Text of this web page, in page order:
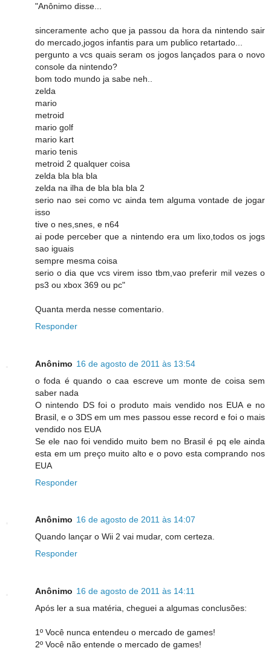
"Anônimo disse...
sinceramente acho que ja passou da hora da nintendo sair
do mercado,jogos infantis para um publico retartado...
pergunto a vcs quais seram os jogos lançados para o novo
console da nintendo?
bom todo mundo ja sabe neh..
zelda
mario
metroid
mario golf
mario kart
mario tenis
metroid 2 qualquer coisa
zelda bla bla bla
zelda na ilha de bla bla bla 2
serio nao sei como vc ainda tem alguma vontade de jogar
isso
tive o nes,snes, e n64
ai pode perceber que a nintendo era um lixo,todos os jogs
sao iguais
sempre mesma coisa
serio o dia que vcs virem isso tbm,vao preferir mil vezes o
ps3 ou xbox 369 ou pc"
Quanta merda nesse comentario.
Responder
Anônimo 16 de agosto de 2011 às 13:54
o foda é quando o caa escreve um monte de coisa sem
saber nada
O nintendo DS foi o produto mais vendido nos EUA e no
Brasil, e o 3DS em um mes passou esse record e foi o mais
vendido nos EUA
Se ele nao foi vendido muito bem no Brasil é pq ele ainda
esta em um preço muito alto e o povo esta comprando nos
EUA
Responder
Anônimo 16 de agosto de 2011 às 14:07
Quando lançar o Wii 2 vai mudar, com certeza.
Responder
Anônimo 16 de agosto de 2011 às 14:11
Após ler a sua matéria, cheguei a algumas conclusões:
1º Você nunca entendeu o mercado de games!
2º Você não entende o mercado de games!